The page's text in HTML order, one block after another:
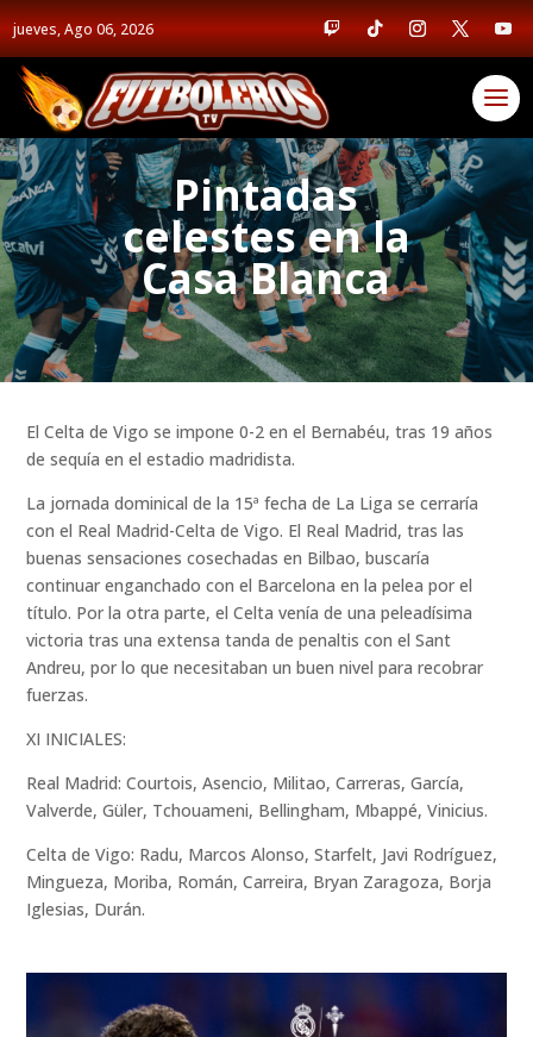
jueves, Ago 06, 2026
Pintadas
celestes en la
Casa Blanca
El Celta de Vigo se impone 0-2 en el Bernabéu, tras 19 años
de sequía en el estadio madridista.
La jornada dominical de la 15ª fecha de La Liga se cerraría
con el Real Madrid-Celta de Vigo. El Real Madrid, tras las
buenas sensaciones cosechadas en Bilbao, buscaría
continuar enganchado con el Barcelona en la pelea por el
título. Por la otra parte, el Celta venía de una peleadísima
victoria tras una extensa tanda de penaltis con el Sant
Andreu, por lo que necesitaban un buen nivel para recobrar
fuerzas.
XI INICIALES:
Real Madrid: Courtois, Asencio, Militao, Carreras, García,
Valverde, Güler, Tchouameni, Bellingham, Mbappé, Vinicius.
Celta de Vigo: Radu, Marcos Alonso, Starfelt, Javi Rodríguez,
Mingueza, Moriba, Román, Carreira, Bryan Zaragoza, Borja
Iglesias, Durán.